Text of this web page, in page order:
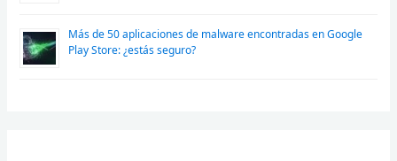
Más de 50 aplicaciones de malware encontradas en Google
Play Store: ¿estás seguro?